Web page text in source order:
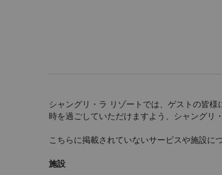
シャングリ・ラ リゾートでは、ゲストの皆
時を過ごしていただけますよう、シャングリ
こちらに掲載されていないサービスや施設に
施設